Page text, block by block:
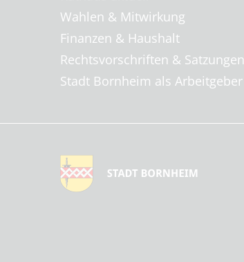
Wahlen & Mitwirkung
Finanzen & Haushalt
Rechtsvorschriften & Satzungen
Stadt Bornheim als Arbeitgeber